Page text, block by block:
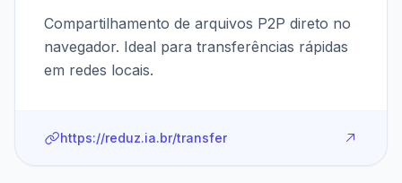
Compartilhamento de arquivos P2P direto no
navegador. Ideal para transferências rápidas
em redes locais.
https://reduz.ia.br/transfer